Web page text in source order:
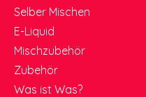
Selber Mischen
E-Liquid
Mischzubehör
Zubehör
Was ist Was?